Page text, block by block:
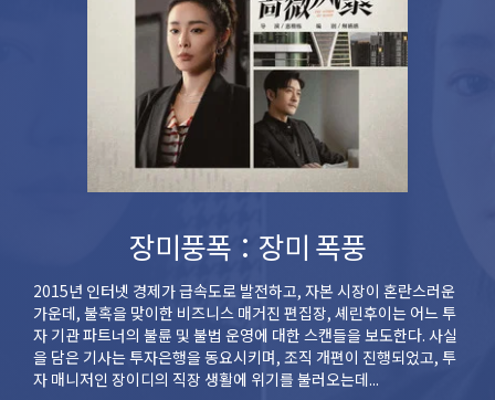
장미풍폭：장미 폭풍
2015년 인터넷 경제가 급속도로 발전하고, 자본 시장이 혼란스러운
가운데, 불혹을 맞이한 비즈니스 매거진 편집장, 셰린후이는 어느 투
자 기관 파트너의 불륜 및 불법 운영에 대한 스캔들을 보도한다. 사실
을 담은 기사는 투자은행을 동요시키며, 조직 개편이 진행되었고, 투
자 매니저인 장이디의 직장 생활에 위기를 불러오는데...